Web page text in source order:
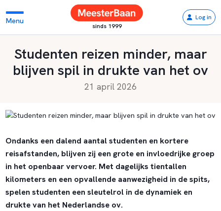
Menu
sinds 1999
Log in
Studenten reizen minder, maar
blijven spil in drukte van het ov
21 april 2026
Ondanks een dalend aantal studenten en kortere
reisafstanden, blijven zij een grote en invloedrijke groep
in het openbaar vervoer. Met dagelijks tientallen
kilometers en een opvallende aanwezigheid in de spits,
spelen studenten een sleutelrol in de dynamiek en
drukte van het Nederlandse ov.